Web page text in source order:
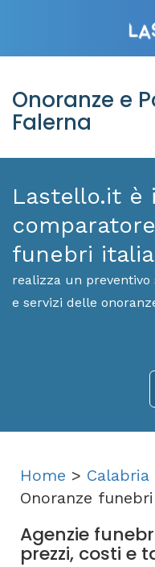
Onoranze e
Falerna
Lastello.it è
funebri
realizza un
e servizi delle
Home > Calabria
Onoranze funebri
Agenzie
prezzi, costi e